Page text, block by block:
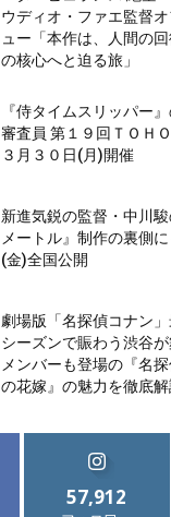
ウディオ・ファエ監督
ュー「本作は、人間の
の核心へと迫る旅」
『侍タイムスリッパー
審査員 第１９回ＴＯＨ
３月３０日(月)開催
新進気鋭の監督・中川
メートル』制作の裏側
(金)全国公開
劇場版「名探偵コナン
シーズンで賑わう渋谷
メンバーも登場の『名
の花嫁』の魅力を徹底
57,912